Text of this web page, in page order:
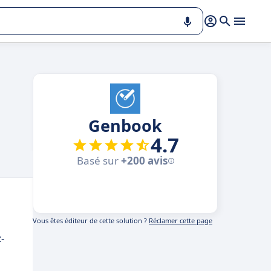
Genbook
4.7
Basé sur+200 avis
Vous êtes éditeur de cette solution ? Réclamer cette page